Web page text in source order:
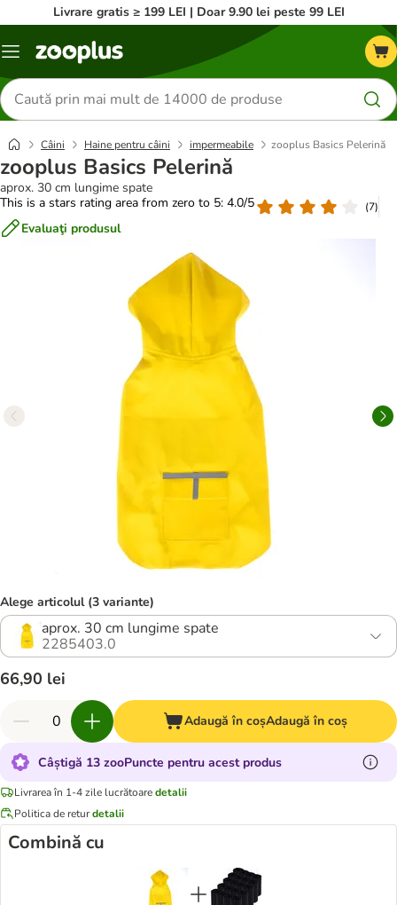
Livrare gratis ≥ 199 LEI | Doar 9.90 lei peste 99 LEI
Categorii
Căutare
produse
Câini Haine pentru câini impermeabile zooplus Basics Pelerină
zooplus Basics Pelerină
aprox. 30 cm lungime spate
This is a stars rating area from zero to 5: 4.0/5
(7)
Evaluaţi produsul
Alege articolul (3 variante)
aprox. 30 cm lungime spate
2285403.0
66,90 lei
Adaugă în coșAdaugă în coș
Câștigă 13 zooPuncte pentru acest produs
Livrarea în 1-4 zile lucrătoaredetalii
Politica de returdetalii
Combină cu